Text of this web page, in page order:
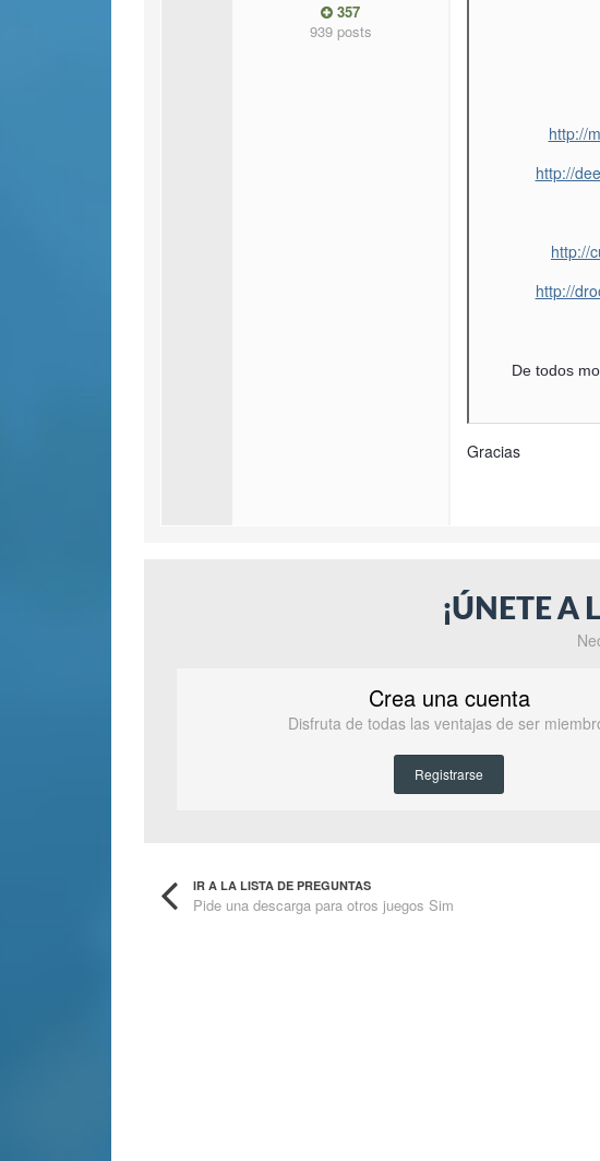
357
939 posts
http://
http://
http://
http://
De todos
Gracias
¡ÚNETE A
Crea una cuenta
Disfruta de todas las ventajas de ser
Registrarse
IR A LA LISTA DE PREGUNTAS
Pide una descarga para otros juegos Sim